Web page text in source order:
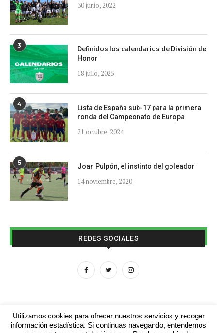
30 junio, 2022
3
Definidos los calendarios de División de
Honor
18 julio, 2025
4
Lista de España sub-17 para la primera
ronda del Campeonato de Europa
21 octubre, 2024
5 Joan Pulpón, el instinto del goleador
14 noviembre, 2020
REDES SOCIALES
Utilizamos cookies para ofrecer nuestros servicios y recoger
información estadística. Si continuas navegando, entendemos